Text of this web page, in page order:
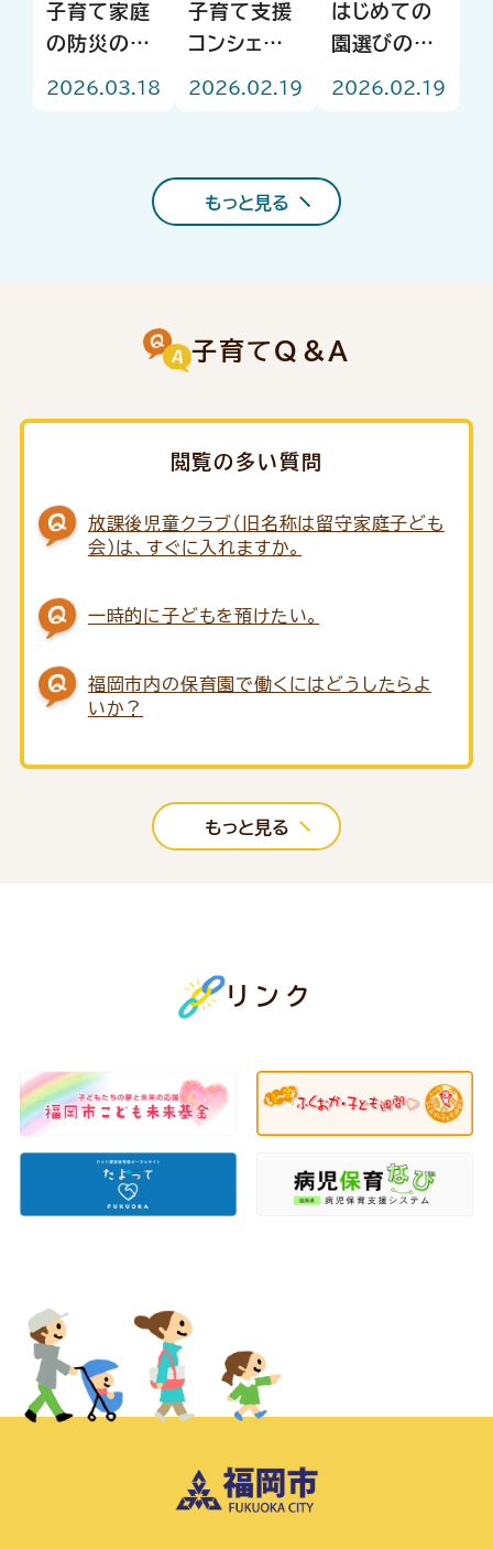
子育て家庭
の防災のヒ
2026.03.18
子育て支援
コンシェルジ
2026.02.19
はじめての
園選びの心
ですか？
2026.02.19
もっと見る
子育てQ＆A
閲覧の多い質問
放課後児童クラブ（旧名称は留守家庭子ども
会）は、すぐに入れますか。
一時的に子どもを預けたい。
福岡市内の保育園で働くにはどうしたらよ
いか？
もっと見る
リンク